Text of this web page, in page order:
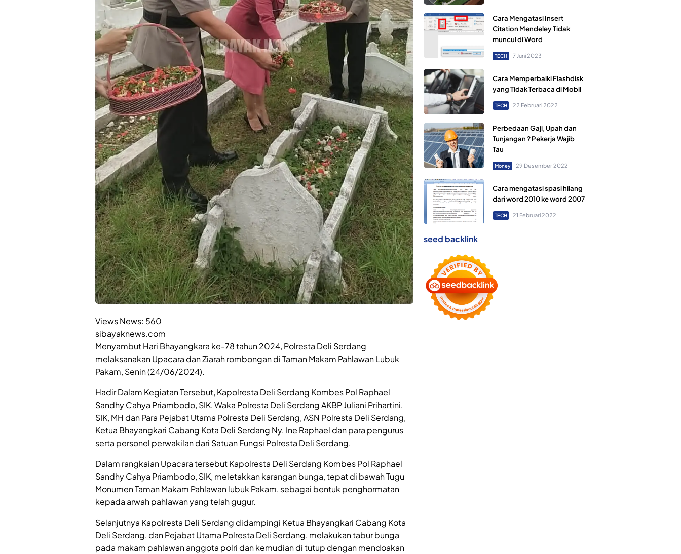
Views News: 560
sibayaknews.com
Menyambut Hari Bhayangkara ke-78 tahun 2024, Polresta Deli Serdang
melaksanakan Upacara dan Ziarah rombongan di Taman Makam Pahlawan Lubuk
Pakam, Senin (24/06/2024).
Hadir Dalam Kegiatan Tersebut, Kapolresta Deli Serdang Kombes Pol Raphael
Sandhy Cahya Priambodo, SIK, Waka Polresta Deli Serdang AKBP Juliani Prihartini,
SIK, MH dan Para Pejabat Utama Polresta Deli Serdang, ASN Polresta Deli Serdang,
Ketua Bhayangkari Cabang Kota Deli Serdang Ny. Ine Raphael dan para pengurus
serta personel perwakilan dari Satuan Fungsi Polresta Deli Serdang.
Dalam rangkaian Upacara tersebut Kapolresta Deli Serdang Kombes Pol Raphael
Sandhy Cahya Priambodo, SIK, meletakkan karangan bunga, tepat di bawah Tugu
Monumen Taman Makam Pahlawan lubuk Pakam, sebagai bentuk penghormatan
kepada arwah pahlawan yang telah gugur.
Selanjutnya Kapolresta Deli Serdang didampingi Ketua Bhayangkari Cabang Kota
Deli Serdang, dan Pejabat Utama Polresta Deli Serdang, melakukan tabur bunga
pada makam pahlawan anggota polri dan kemudian di tutup dengan mendoakan
Cara Mengatasi Insert
Citation Mendeley Tidak
muncul di Word
TECH 7 Juni 2023
Cara Memperbaiki Flashdisk
yang Tidak Terbaca di Mobil
TECH 22 Februari 2022
Perbedaan Gaji, Upah dan
Tunjangan ? Pekerja Wajib
Tau
Money 29 Desember 2022
Cara mengatasi spasi hilang
dari word 2010 ke word 2007
TECH 21 Februari 2022
seed backlink